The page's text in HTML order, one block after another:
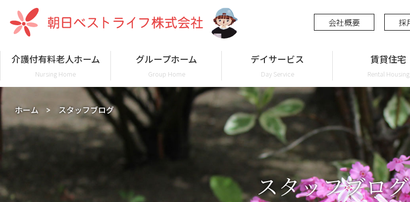
会社概要 採
介護付有料老人ホーム
Nursing Home
グループホーム
Group Home
デイサービス
Day Service
賃貸住宅
Rental Housing
ホーム スタッフブログ
スタッフブログ